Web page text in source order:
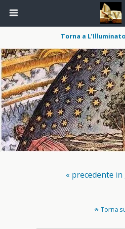
Torna a
« precedente
Torna